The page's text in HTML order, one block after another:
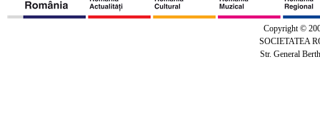
Copyright ©
SOCIETATEA
Str. General